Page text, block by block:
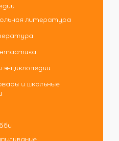
литература
энциклопедии
и школьные